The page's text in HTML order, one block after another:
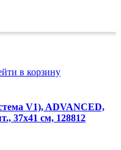
в корзину
V1), ADVANCED,
37х41 см, 128812